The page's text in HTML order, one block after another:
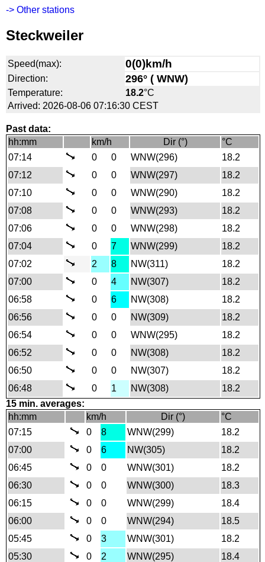
-> Other stations
Steckweiler
Speed(max): 0(0)km/h
Direction: 296° ( WNW)
Temperature: 18.2°C
Arrived: 2026-08-06 07:16:30 CEST
Past data:
hh:mm
km/h Dir (°)
°C
07:14
0 0 WNW(296)
18.2
07:12
0 0 WNW(297)
18.2
07:10
0 0 WNW(290)
18.2
07:08
0 0 WNW(293)
18.2
07:06
0 0 WNW(298)
18.2
07:04
0 7 WNW(299)
18.2
07:02
2 8 NW(311)
18.2
07:00
0 4 NW(307)
18.2
06:58
0 6 NW(308)
18.2
06:56
0 0 NW(309)
18.2
06:54
0 0 WNW(295)
18.2
06:52
0 0 NW(308)
18.2
06:50
0 0 NW(307)
18.2
06:48
0 1 NW(308)
18.2
15 min. averages:
hh:mm
km/h Dir (°)
°C
07:15
0 8 WNW(299)
18.2
07:00
0 6 NW(305)
18.2
06:45
0 0 WNW(301)
18.2
06:30
0 0 WNW(300)
18.3
06:15
0 0 WNW(299)
18.4
06:00
0 0 WNW(294)
18.5
05:45
0 3 WNW(301)
18.2
05:30
0 2 WNW(295)
18.4